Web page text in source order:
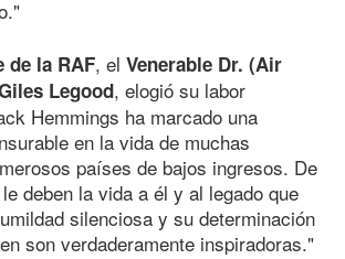
de la RAF, el Venerable Dr. (Air
Legood, elogió su labor
Hemmings ha marcado una
en la vida de muchas
países de bajos ingresos. De
deben la vida a él y al legado que
silenciosa y su determinación
son verdaderamente inspiradoras."